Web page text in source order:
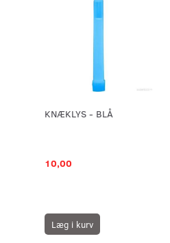
KNÆKLYS - BLÅ
10,00
Læg i kurv